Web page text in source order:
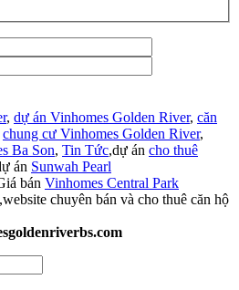
, dự án Vinhomes Golden River, căn
chung cư Vinhomes Golden River,
Ba Son, Tin Tức,dự án cho thuê
án Sunwah Pearl
bán Vinhomes Central Park
chuyên bán và cho thuê căn hộ